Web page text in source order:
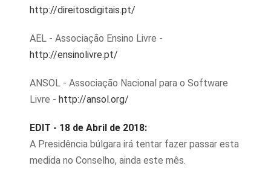
http://direitosdigitais.pt/
AEL - Associação Ensino Livre -
http://ensinolivre.pt/
ANSOL - Associação Nacional para o Software
Livre - http://ansol.org/
EDIT - 18 de Abril de 2018:
A Presidência búlgara irá tentar fazer passar esta
medida no Conselho, ainda este mês.